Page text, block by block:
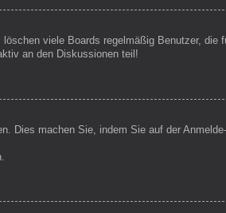
viele Boards regelmäßig Benutzer, die
an den Diskussionen teil!
Dies machen Sie, indem Sie auf der